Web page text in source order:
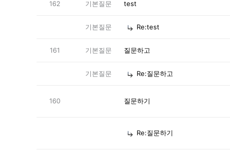
162 기본질문 test
기본질문 Re:test
161 기본질문 질문하고
기본질문 Re:질문하고
160 질문하기
Re:질문하기